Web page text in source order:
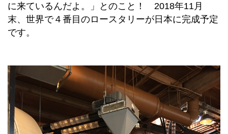
に来ているんだよ。」とのこと！ 2018年11月
末、世界で４番目のロースタリーが日本に完成予定
です。